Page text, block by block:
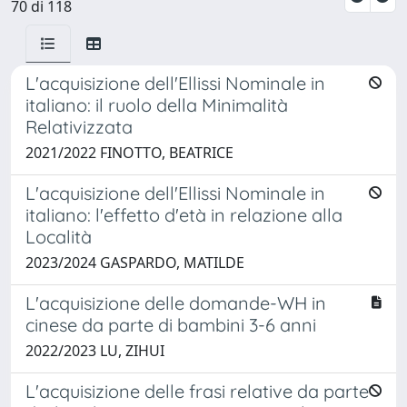
70 di 118
L'acquisizione dell'Ellissi Nominale in
italiano: il ruolo della Minimalità
Relativizzata
2021/2022 FINOTTO, BEATRICE
L'acquisizione dell'Ellissi Nominale in
italiano: l'effetto d'età in relazione alla
Località
2023/2024 GASPARDO, MATILDE
L'acquisizione delle domande-WH in
cinese da parte di bambini 3-6 anni
2022/2023 LU, ZIHUI
L'acquisizione delle frasi relative da parte